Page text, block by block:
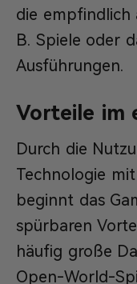
die empfindlich
B. Spiele oder
Ausführungen.
Vorteile im
Durch die
Technologie
beginnt das
spürbaren
häufig große
Open-World-